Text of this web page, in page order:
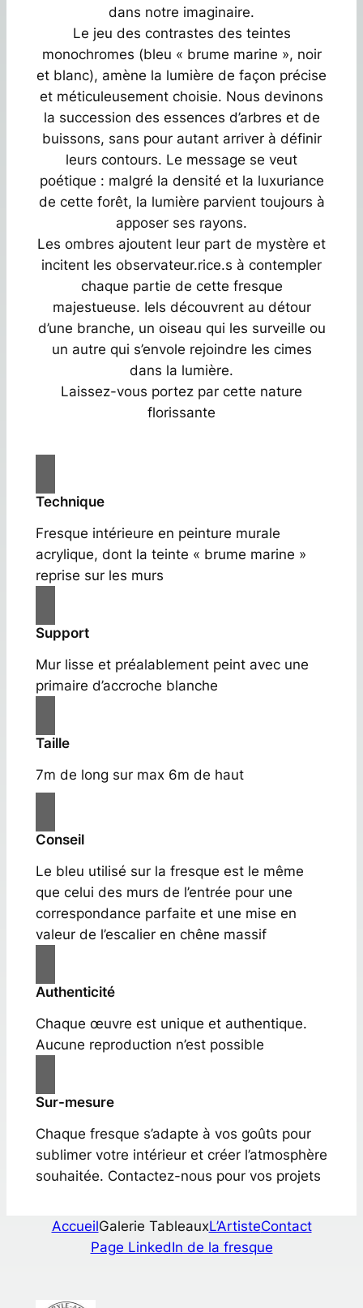
dans notre imaginaire.
Le jeu des contrastes des teintes
monochromes (bleu « brume marine », noir
et blanc), amène la lumière de façon précise
et méticuleusement choisie. Nous devinons
la succession des essences d’arbres et de
buissons, sans pour autant arriver à définir
leurs contours. Le message se veut
poétique : malgré la densité et la luxuriance
de cette forêt, la lumière parvient toujours à
apposer ses rayons.
Les ombres ajoutent leur part de mystère et
incitent les observateur.rice.s à contempler
chaque partie de cette fresque
majestueuse. Iels découvrent au détour
d’une branche, un oiseau qui les surveille ou
un autre qui s’envole rejoindre les cimes
dans la lumière.
Laissez-vous portez par cette nature
florissante
Technique
Fresque intérieure en peinture murale
acrylique, dont la teinte « brume marine »
reprise sur les murs
Support
Mur lisse et préalablement peint avec une
primaire d’accroche blanche
Taille
7m de long sur max 6m de haut
Conseil
Le bleu utilisé sur la fresque est le même
que celui des murs de l’entrée pour une
correspondance parfaite et une mise en
valeur de l’escalier en chêne massif
Authenticité
Chaque œuvre est unique et authentique.
Aucune reproduction n’est possible
Sur-mesure
Chaque fresque s’adapte à vos goûts pour
sublimer votre intérieur et créer l’atmosphère
souhaitée. Contactez-nous pour vos projets
AccueilGalerie TableauxL’ArtisteContact
Page LinkedIn de la fresque